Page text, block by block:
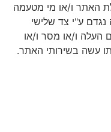
האתר ו/או מי מטעמה
ע"י צד שלישי
העלה ו/או מסר ו/או
עשה בשירותי האתר.